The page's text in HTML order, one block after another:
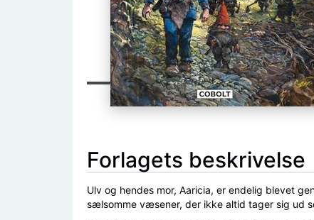
Forlagets beskrivelse
Ulv og hendes mor, Aaricia, er endelig blevet
sælsomme væsener, der ikke altid tager sig ud